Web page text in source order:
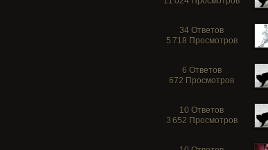
34 Ответов
5 718 Просмотров
6 Ответов
672 Просмотров
10 Ответов
3 652 Просмотров